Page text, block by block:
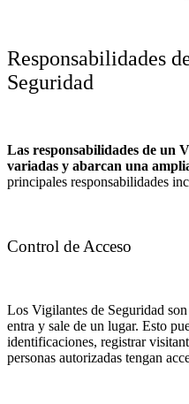
Responsabilidades
Seguridad
Las responsabilidades de un
variadas y abarcan una
principales responsabilidades
Control de Acceso
Los Vigilantes de Seguridad
entra y sale de un lugar. Esto
identificaciones, registrar
personas autorizadas tengan